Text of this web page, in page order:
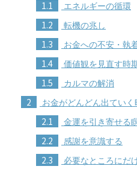
1.1 エネルギーの循環
1.2 転機の兆し
1.3 お金への不安・執
1.4 価値観を見直す時
1.5 カルマの解消
2 お金がどんどん出てい
2.1 金運を引き寄せる
2.2 感謝を意識する
2.3 必要なところにだ